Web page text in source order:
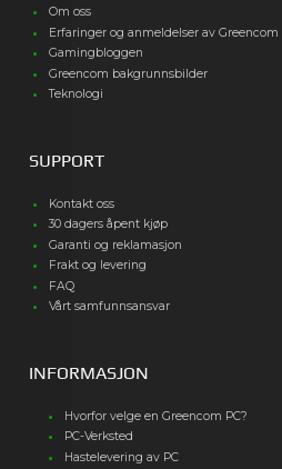
Om oss
Erfaringer og anmeldelser av Greencom
Gamingbloggen
Greencom bakgrunnsbilder
Teknologi
SUPPORT
Kontakt oss
30 dagers åpent kjøp
Garanti og reklamasjon
Frakt og levering
FAQ
Vårt samfunnsansvar
INFORMASJON
Hvorfor velge en Greencom PC?
PC-Verksted
Hastelevering av PC